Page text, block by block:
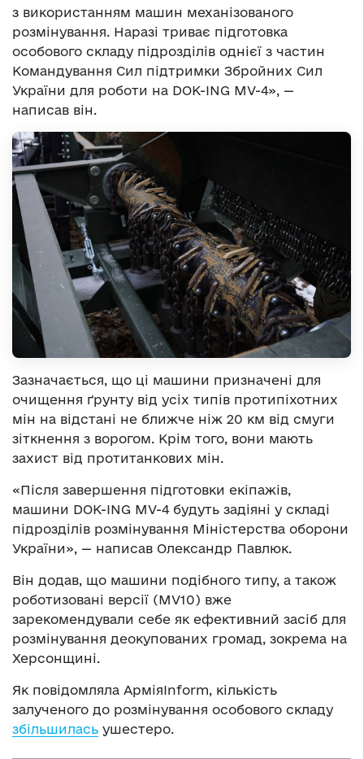
з використанням машин механізованого
розмінування. Наразі триває підготовка
особового складу підрозділів однієї з частин
Командування Сил підтримки Збройних Сил
України для роботи на DOK-ING MV-4», —
написав він.
Зазначається, що ці машини призначені для
очищення ґрунту від усіх типів протипіхотних
мін на відстані не ближче ніж 20 км від смуги
зіткнення з ворогом. Крім того, вони мають
захист від протитанкових мін.
«Після завершення підготовки екіпажів,
машини DOK-ING MV-4 будуть задіяні у складі
підрозділів розмінування Міністерства оборони
України», — написав Олександр Павлюк.
Він додав, що машини подібного типу, а також
роботизовані версії (MV10) вже
зарекомендували себе як ефективний засіб для
розмінування деокупованих громад, зокрема на
Херсонщині.
Як повідомляла АрміяInform, кількість
залученого до розмінування особового складу
збільшилась ушестеро.